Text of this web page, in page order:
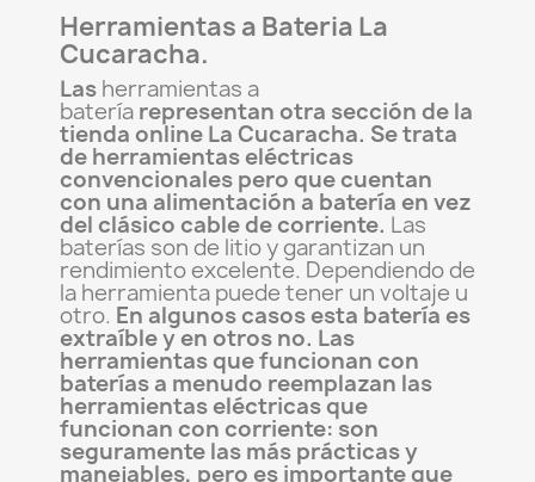
Herramientas a Bateria La
Cucaracha.
Las herramientas a
batería representan otra sección de la
tienda online La Cucaracha. Se trata
de herramientas eléctricas
convencionales pero que cuentan
con una alimentación a batería en vez
del clásico cable de corriente. Las
baterías son de litio y garantizan un
rendimiento excelente. Dependiendo de
la herramienta puede tener un voltaje u
otro. En algunos casos esta batería es
extraíble y en otros no. Las
herramientas que funcionan con
baterías a menudo reemplazan las
herramientas eléctricas que
funcionan con corriente: son
seguramente las más prácticas y
manejables, pero es importante que